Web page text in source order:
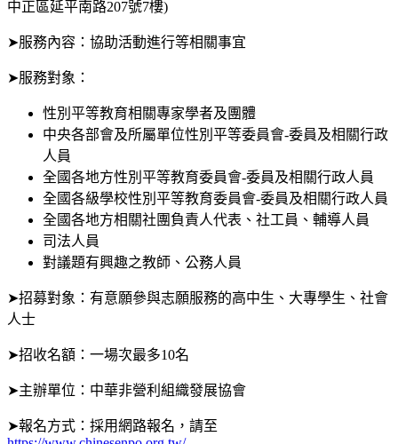
中正區延平南路207號7樓)
➤服務內容：協助活動進行等相關事宜
➤服務對象：
性別平等教育相關專家學者及團體
中央各部會及所屬單位性別平等委員會-委員及相關行政
人員
全國各地方性別平等教育委員會-委員及相關行政人員
全國各級學校性別平等教育委員會-委員及相關行政人員
全國各地方相關社團負責人代表、社工員、輔導人員
司法人員
對議題有興趣之教師、公務人員
➤招募對象：有意願參與志願服務的高中生、大專學生、社會
人士
➤招收名額：一場次最多10名
➤主辦單位：中華非營利組織發展協會
➤報名方式：採用網路報名，請至